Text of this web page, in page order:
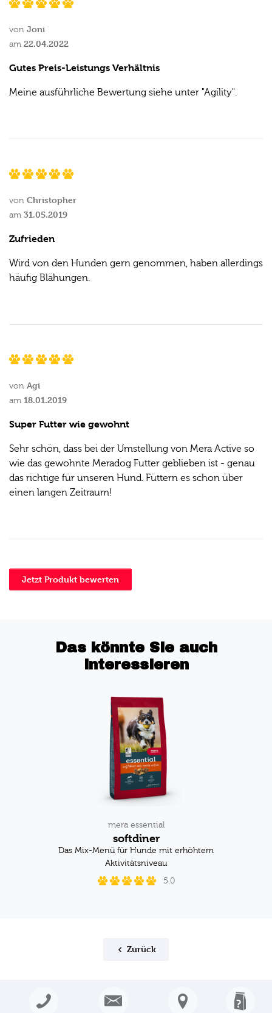
von Joni
am 22.04.2022
Gutes Preis-Leistungs Verhältnis
Meine ausführliche Bewertung siehe unter "Agility".
von Christopher
am 31.05.2019
Zufrieden
Wird von den Hunden gern genommen, haben allerdings
häufig Blähungen.
von Agi
am 18.01.2019
Super Futter wie gewohnt
Sehr schön, dass bei der Umstellung von Mera Active so
wie das gewohnte Meradog Futter geblieben ist - genau
das richtige für unseren Hund. Füttern es schon über
einen langen Zeitraum!
Jetzt Produkt bewerten
Das könnte Sie auch
interessieren
mera essential
softdiner
Das Mix-Menü für Hunde mit erhöhtem
Aktivitätsniveau
5.0
Zurück